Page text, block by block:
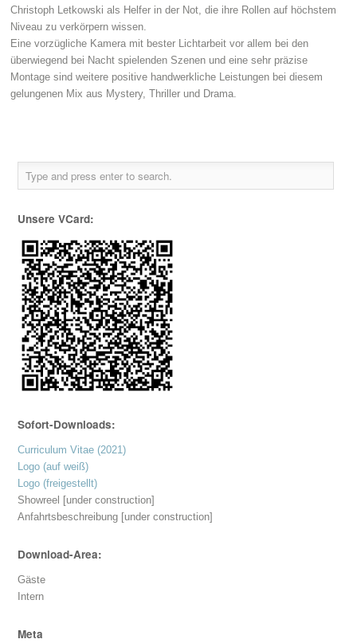
Christoph Letkowski als Helfer in der Not, die ihre Rollen auf höchstem
Niveau zu verkörpern wissen.
Eine vorzügliche Kamera mit bester Lichtarbeit vor allem bei den
überwiegend bei Nacht spielenden Szenen und eine sehr präzise
Montage sind weitere positive handwerkliche Leistungen bei diesem
gelungenen Mix aus Mystery, Thriller und Drama.
Unsere VCard:
Sofort-Downloads:
Curriculum Vitae (2021)
Logo (auf weiß)
Logo (freigestellt)
Showreel [under construction]
Anfahrtsbeschreibung [under construction]
Download-Area:
Gäste
Intern
Meta